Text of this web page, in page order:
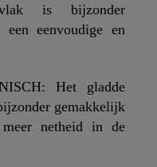
is bijzonder
een eenvoudige en
Het gladde
gemakkelijk
netheid in de